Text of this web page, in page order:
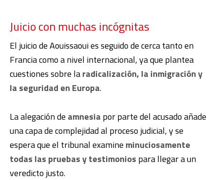
Juicio con muchas incógnitas
El juicio de Aouissaoui es seguido de cerca tanto en
Francia como a nivel internacional, ya que plantea
cuestiones sobre laradicalización, la inmigración y
la seguridad en Europa.
La alegación de amnesia por parte del acusado añade
una capa de complejidad al proceso judicial, y se
espera que el tribunal examine minuciosamente
todas las pruebas y testimonios para llegar a un
veredicto justo.